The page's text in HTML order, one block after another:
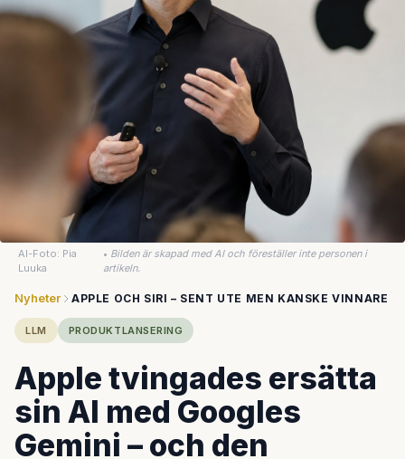
AI-Foto: Pia
Luuka
• Bilden är skapad med AI och föreställer inte personen i
artikeln.
Nyheter APPLE OCH SIRI – SENT UTE MEN KANSKE VINNARE
LLM PRODUKTLANSERING
Apple tvingades ersätta
sin AI med Googles
Gemini – och den